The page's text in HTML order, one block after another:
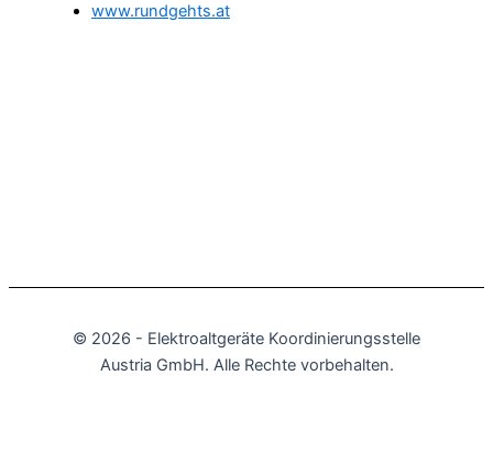
www.rundgehts.at
© 2026 - Elektro­altgeräte Koordinierungs­stelle
Austria GmbH. Alle Rechte vorbehalten.